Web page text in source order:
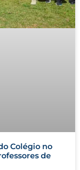
Colégio no
de